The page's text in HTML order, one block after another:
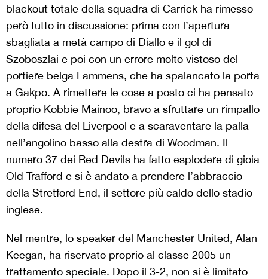
blackout totale della squadra di Carrick ha rimesso
però tutto in discussione: prima con l’apertura
sbagliata a metà campo di Diallo e il gol di
Szoboszlai e poi con un errore molto vistoso del
portiere belga Lammens, che ha spalancato la porta
a Gakpo. A rimettere le cose a posto ci ha pensato
proprio Kobbie Mainoo, bravo a sfruttare un rimpallo
della difesa del Liverpool e a scaraventare la palla
nell’angolino basso alla destra di Woodman. Il
numero 37 dei Red Devils ha fatto esplodere di gioia
Old Trafford e si è andato a prendere l’abbraccio
della Stretford End, il settore più caldo dello stadio
inglese.
Nel mentre, lo speaker del Manchester United, Alan
Keegan, ha riservato proprio al classe 2005 un
trattamento speciale. Dopo il 3-2, non si è limitato